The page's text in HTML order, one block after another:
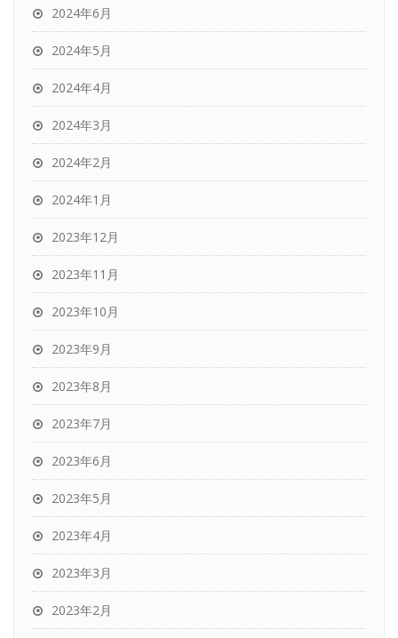
2024年6月
2024年5月
2024年4月
2024年3月
2024年2月
2024年1月
2023年12月
2023年11月
2023年10月
2023年9月
2023年8月
2023年7月
2023年6月
2023年5月
2023年4月
2023年3月
2023年2月